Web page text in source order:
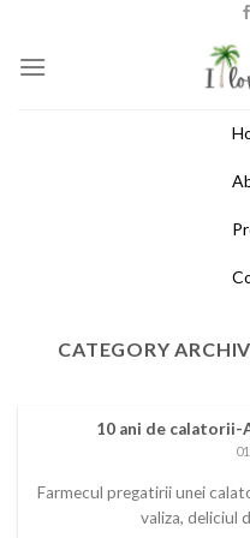
content
CATEGORY
10 ani de
Farmecul pregatirii unei
valiza, deliciul